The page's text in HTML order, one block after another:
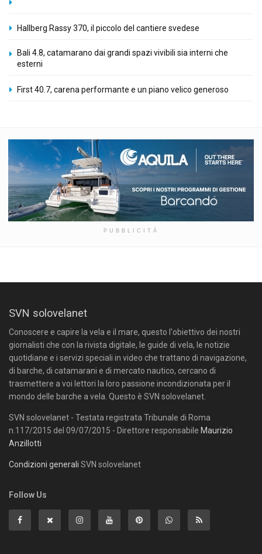
Hallberg Rassy 370, il piccolo del cantiere svedese
Bali 4.8, catamarano dai grandi spazi vivibili sia interni che
esterni
First 40.7, carena performante e un piano velico generoso
PUBBLICITÀ
SVN solovelanet
Conoscere e capire la vela e il mare, questo l'obiettivo dei nostri
giornalisti che con la rivista digitale, le guide di vela, le notizie
quotidiane e i servizi speciali in video che trattano di navigazione,
di barche, di catamarani e di mercato nautico, cercano di
trasmettere a voi lettori la loro passione incondizionata per il
mondo delle barche a vela. Questo è SVN solovelanet.
SVN solovelanet - Testata registrata Tribunale di Roma
n.117/2015 del 09/07/2015 - Direttore responsabile Maurizio
Anzillotti
Condizioni generali SVN solovelanet
Follow Us